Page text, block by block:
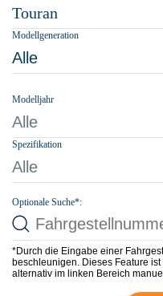
Touran
Modellgeneration
Alle
Modelljahr
Alle
Spezifikation
Alle
Optionale Suche*:
*Durch die Eingabe einer
beschleunigen. Dieses Feature
alternativ im linken Bereich